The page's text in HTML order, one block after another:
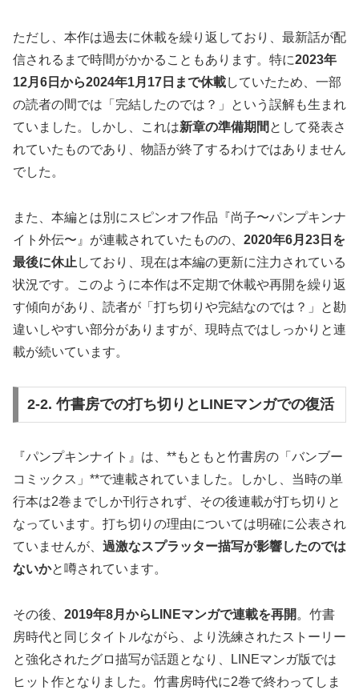
ただし、本作は過去に休載を繰り返しており、最新話が配
信されるまで時間がかかることもあります。特に2023年
12月6日から2024年1月17日まで休載していたため、一部
の読者の間では「完結したのでは？」という誤解も生まれ
ていました。しかし、これは新章の準備期間 として発表さ
れていたものであり、物語が終了するわけではありません
でした。
また、本編とは別にスピンオフ作品『尚子〜パンプキンナ
イト外伝〜』が連載されていたものの、 2020年6月23日を
最後に休止 しており、現在は本編の更新に注力されている
状況です。このように本作は不定期で休載や再開を繰り返
す傾向があり、読者が「打ち切りや完結なのでは？」と勘
違いしやすい部分がありますが、現時点ではしっかりと連
載が続いています。
2-2. 竹書房での打ち切りとLINEマンガでの復活
『パンプキンナイト』は、**もともと竹書房の「バンブー
コミックス」**で連載されていました。しかし、当時の単
行本は2巻までしか刊行されず、その後連載が打ち切りと
なっています。打ち切りの理由については明確に公表され
ていませんが、 過激なスプラッター描写が影響したのでは
ないかと噂されています。
その後、 2019年8月からLINEマンガで連載を再開 。竹書
房時代と同じタイトルながら、より洗練されたストーリー
と強化されたグロ描写が話題となり、LINEマンガ版では
ヒット作となりました。竹書房時代に2巻で終わってしま